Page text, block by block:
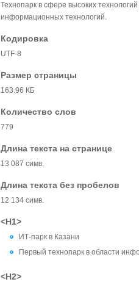
Технопарк в сфере высоких
информационных технологий.
Кодировка
UTF-8
Размер страницы
163.96 КБ
Количество слов
779
Длина текста на странице
13 087 симв.
Длина текста без пробелов
12 134 симв.
<H1>
ИТ-парк в Казани
Первый технопарк в области
<H2>